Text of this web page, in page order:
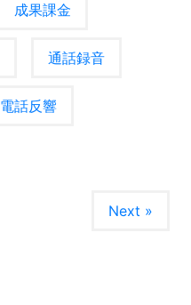
成果課金
通話録音
電話反響
Next »